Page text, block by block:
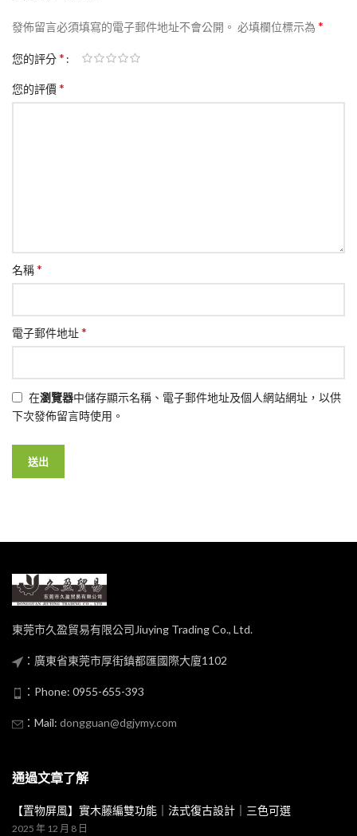
發佈留言必須填寫的電子郵件地址不會公開。 必填欄位標示為 *
您的評分*
您的評價*
名稱*
電子郵件地址*
在瀏覽器中儲存顯示名稱、電子郵件地址及個人網站網址，以供
下次發佈留言時使用。
東莞市久盈貿易有限公司Jiuying Trading Co., Ltd.
：廣東省東莞市厚街鎮都匯國際大廈1102
：Phone: 0955-655-393
：Mail: dongguan@dgjymy.com
通過文章了解
【置物屏風】實木藤編雙功能｜法式復古設計｜三色可選
2025 年 12 月 8 日